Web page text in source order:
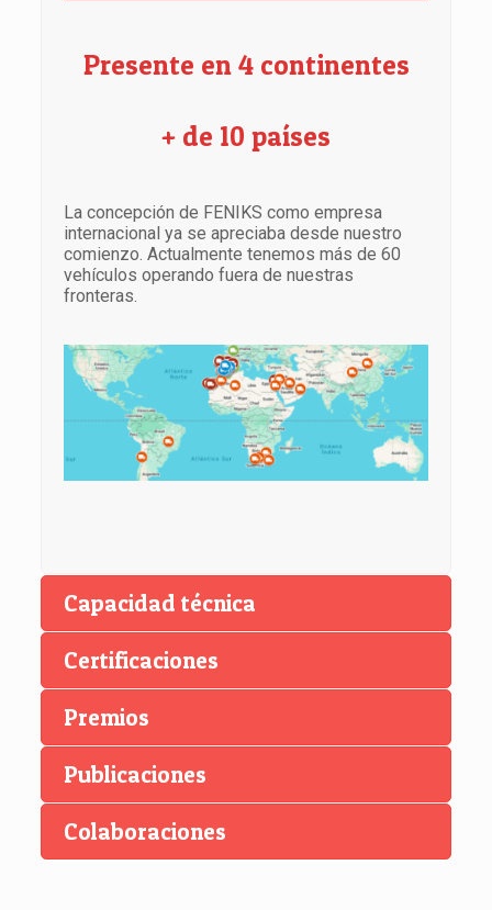
Presente en 4 continentes
+ de 10 países
La concepción de FENIKS como empresa
internacional ya se apreciaba desde nuestro
comienzo. Actualmente tenemos más de 60
vehículos operando fuera de nuestras
fronteras.
Capacidad técnica
Certificaciones
Premios
Publicaciones
Colaboraciones